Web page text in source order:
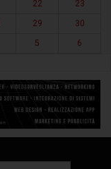
22
23
29
30
5 6